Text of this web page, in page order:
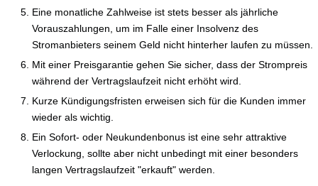
Eine monatliche Zahlweise ist stets besser als jährliche
Vorauszahlungen, um im Falle einer Insolvenz des
Stromanbieters seinem Geld nicht hinterher laufen zu müssen.
Mit einer Preisgarantie gehen Sie sicher, dass der Strompreis
während der Vertragslaufzeit nicht erhöht wird.
Kurze Kündigungsfristen erweisen sich für die Kunden immer
wieder als wichtig.
Ein Sofort- oder Neukundenbonus ist eine sehr attraktive
Verlockung, sollte aber nicht unbedingt mit einer besonders
langen Vertragslaufzeit "erkauft" werden.